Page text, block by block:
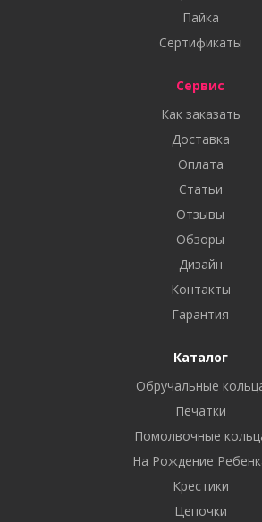
Пайка
Сертификаты
Сервис
Как заказать
Доставка
Оплата
Статьи
Отзывы
Обзоры
Дизайн
Контакты
Гарантия
Каталог
Обручальные
Печатки
Помолвочные
На Рождение
Крестики
Цепочки